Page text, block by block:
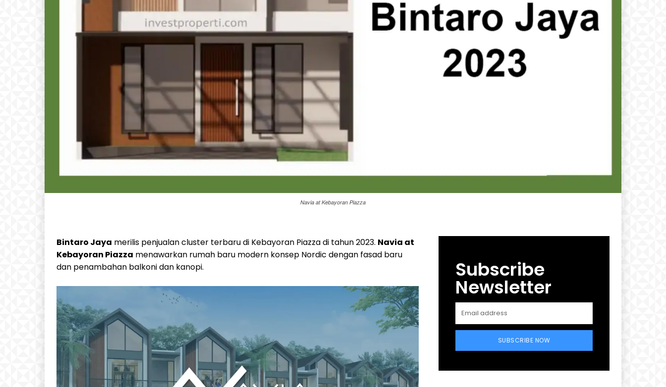
Navia at Kebayoran Piazza
Bintaro Jaya merilis penjualan cluster terbaru di Kebayoran Piazza di tahun 2023. Navia at
Kebayoran Piazza menawarkan rumah baru modern konsep Nordic dengan fasad baru
dan penambahan balkoni dan kanopi.
Subscribe
Newsletter
SUBSCRIBE NOW